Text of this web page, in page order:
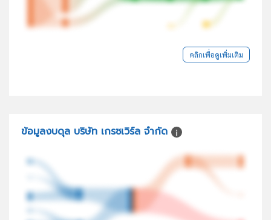
คลิกเพื่อดูเพิ่มเติม
ข้อมูลงบดุล บริษัท เกรซเวิร์ล จำกัด